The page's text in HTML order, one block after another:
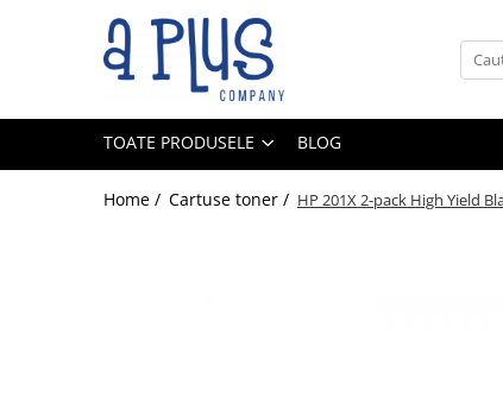
Toate Produsele
Cartuse toner
TOATE PRODUSELE BLOG
Home / Cartuse toner / HP 201X 2-pack High Yield